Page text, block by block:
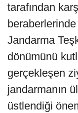
tarafından
Jandarma
dönümünü
gerçekleşen
jandarmanın
üstlendiği